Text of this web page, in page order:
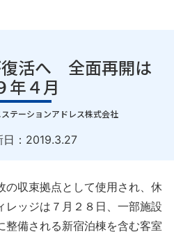
復活へ 全面再開は
年４月
｜
テーションアドレス株式会社
： 2019.3.27
の収束拠点として使用され、休
レッジは７月２８日、一部施設
整備される新宿泊棟を含む客室